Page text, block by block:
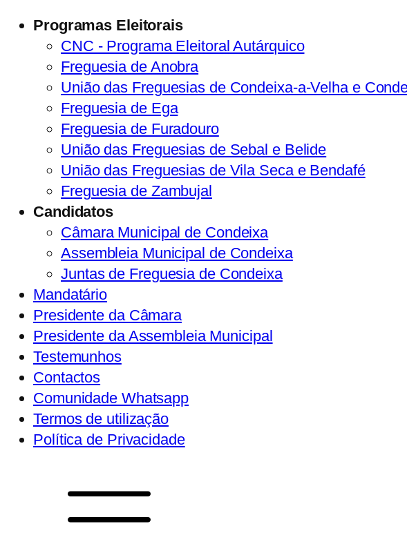
Programas Eleitorais
CNC - Programa Eleitoral Autárquico
Freguesia de Anobra
União das Freguesias de Condeixa-a-Velha e
Freguesia de Ega
Freguesia de Furadouro
União das Freguesias de Sebal e Belide
União das Freguesias de Vila Seca e Bendafé
Freguesia de Zambujal
Candidatos
Câmara Municipal de Condeixa
Assembleia Municipal de Condeixa
Juntas de Freguesia de Condeixa
Mandatário
Presidente da Câmara
Presidente da Assembleia Municipal
Testemunhos
Contactos
Comunidade Whatsapp
Termos de utilização
Política de Privacidade